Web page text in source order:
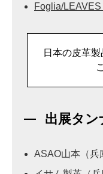
Foglia/LEAVES
日本の皮革
出展タン
ASAO山本（兵